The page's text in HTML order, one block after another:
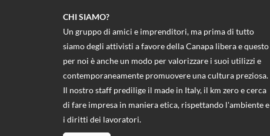
CHI SIAMO?
Un gruppo di amici e imprenditori, ma prima di tutto
siamo degli attivisti a favore della Canapa libera e questo
per noi è anche un modo per valorizzare i suoi utilizzi e
contemporaneamente promuovere una cultura preziosa.
Il nostro staff predilige il made in Italy, il km zero e cerca
di fare impresa in maniera etica, rispettando l'ambiente e
i diritti dei lavoratori.